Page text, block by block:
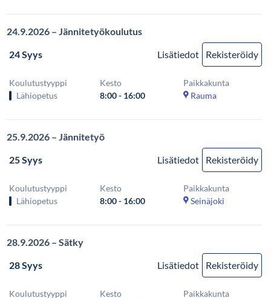
24.9.2026 – Jännitetyökoulutus
24 Syys
Lisätiedot Rekisteröidy
Koulutustyyppi
Lähiopetus
Kesto
8:00 - 16:00
Paikkakunta
Rauma
25.9.2026 – Jännitetyö
25 Syys
Lisätiedot Rekisteröidy
Koulutustyyppi
Lähiopetus
Kesto
8:00 - 16:00
Paikkakunta
Seinäjoki
28.9.2026 – Sätky
28 Syys
Lisätiedot Rekisteröidy
Koulutustyyppi
Kesto
Paikkakunta